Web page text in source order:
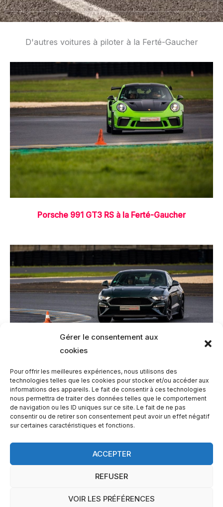
Gérer le consentement aux
cookies
Pour offrir les meilleures expériences, nous utilisons des
technologies telles que les cookies pour stocker et/ou accéder aux
informations des appareils. Le fait de consentir à ces technologies
nous permettra de traiter des données telles que le comportement
de navigation ou les ID uniques sur ce site. Le fait de ne pas
consentir ou de retirer son consentement peut avoir un effet négatif
sur certaines caractéristiques et fonctions.
ACCEPTER
REFUSER
VOIR LES PRÉFÉRENCES
D'autres voitures à piloter à la Ferté-Gaucher
Porsche 991 GT3 RS à la Ferté-Gaucher
Ford Mustang Bullitt à la Ferté-Gaucher
Copyright © 2026 SuperCar
Propulsé par SuperCar